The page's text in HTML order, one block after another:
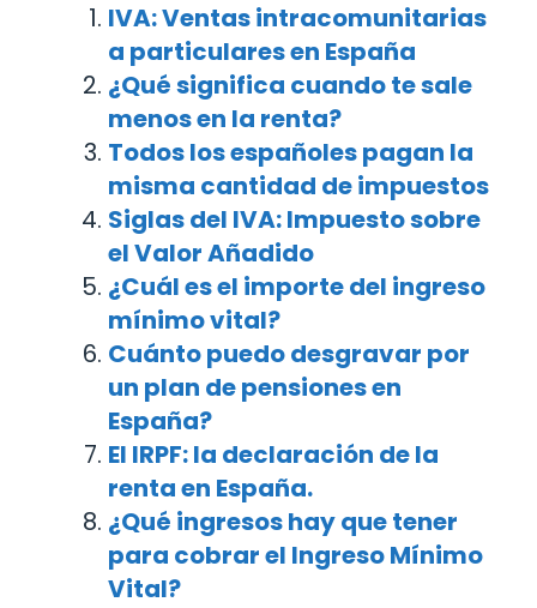
IVA: Ventas intracomunitarias
a particulares en España
¿Qué significa cuando te sale
menos en la renta?
Todos los españoles pagan la
misma cantidad de impuestos
Siglas del IVA: Impuesto sobre
el Valor Añadido
¿Cuál es el importe del ingreso
mínimo vital?
Cuánto puedo desgravar por
un plan de pensiones en
España?
El IRPF: la declaración de la
renta en España.
¿Qué ingresos hay que tener
para cobrar el Ingreso Mínimo
Vital?